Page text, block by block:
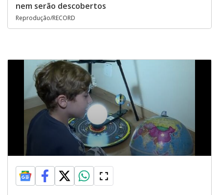
nem serão descobertos
Reprodução/RECORD